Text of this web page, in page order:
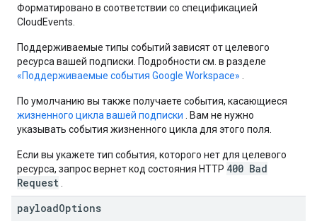
Форматировано в соответствии со спецификацией
CloudEvents.
Поддерживаемые типы событий зависят от целевого
ресурса вашей подписки. Подробности см. в разделе
«Поддерживаемые события Google Workspace»
По умолчанию вы также получаете события, касающиеся
жизненного цикла вашей подписки . Вам не нужно
указывать события жизненного цикла для этого поля.
Если вы укажете тип события, которого нет для целевого
ресурса, запрос вернет код состояния HTTP 400 Bad
Request
payloadOptions